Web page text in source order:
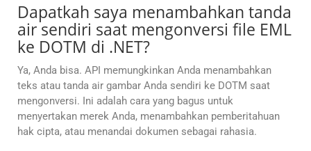
Dapatkah saya menambahkan tanda
air sendiri saat mengonversi file EML
ke DOTM di .NET?
Ya, Anda bisa. API memungkinkan Anda menambahkan
teks atau tanda air gambar Anda sendiri ke DOTM saat
mengonversi. Ini adalah cara yang bagus untuk
menyertakan merek Anda, menambahkan pemberitahuan
hak cipta, atau menandai dokumen sebagai rahasia.